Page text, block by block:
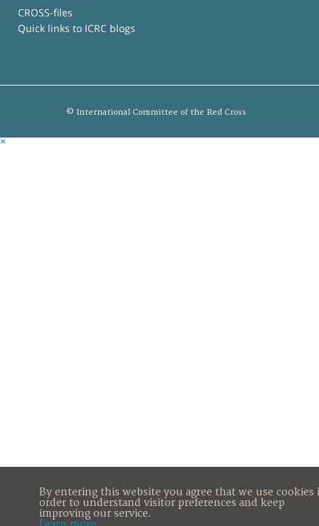
CROSS-files
Quick links to ICRC blogs
© International Committee of the Red Cross
×
By entering this website you agree that we use cookies
order to understand visitor preferences and keep
improving our service.